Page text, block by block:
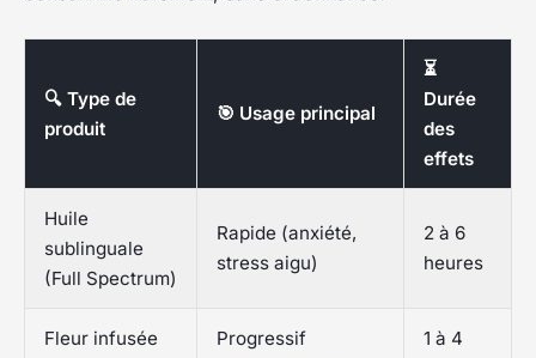
🔍 Type de
produit
🎯 Usage principal
⏳
Durée
des
effets
Huile
sublinguale
(Full Spectrum)
Rapide (anxiété,
stress aigu)
2 à 6
heures
Fleur infusée
Progressif
1 à 4